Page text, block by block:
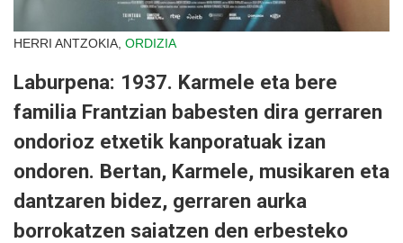
HERRI ANTZOKIA, ORDIZIA
Laburpena: 1937. Karmele eta bere
familia Frantzian babesten dira gerraren
ondorioz etxetik kanporatuak izan
ondoren. Bertan, Karmele, musikaren eta
dantzaren bidez, gerraren aurka
borrokatzen saiatzen den erbesteko